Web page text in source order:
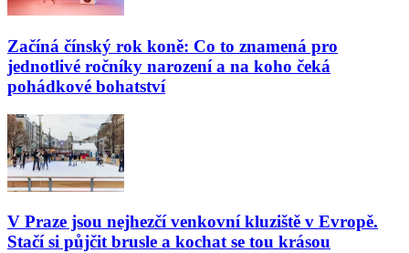
Začíná čínský rok koně: Co to znamená pro
jednotlivé ročníky narození a na koho čeká
pohádkové bohatství
V Praze jsou nejhezčí venkovní kluziště v Evropě.
Stačí si půjčit brusle a kochat se tou krásou